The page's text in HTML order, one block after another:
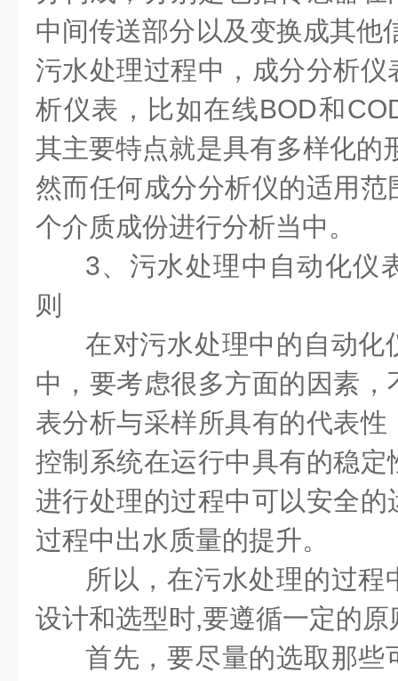
中间传送部分以及变换成其他
污水处理过程中，成分分析
析仪表，比如在线BOD和
其主要特点就是具有多样化的
然而任何成分分析仪的适用
个介质成份进行分析当中。
3、污水处理中自动化仪
则
在对污水处理中的自动化
中，要考虑很多方面的因素
表分析与采样所具有的代表
控制系统在运行中具有的稳
进行处理的过程中可以安全
过程中出水质量的提升。
所以，在污水处理的过程
设计和选型时,要遵循一定的原
首先，要尽量的选取那些